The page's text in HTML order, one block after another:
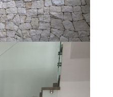
SOLAR